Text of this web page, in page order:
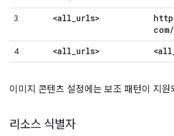
3 <all_urls>
com/
4 <all_urls> <all
이미지 콘텐츠 설정에는 보조 패턴이 지원
리소스 식별자